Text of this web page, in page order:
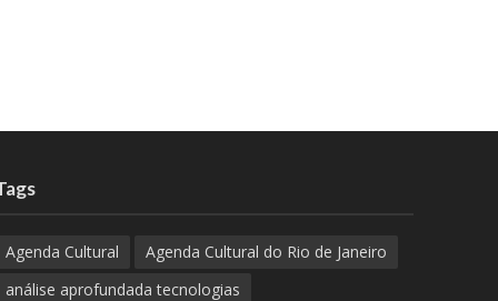
Agenda Cultural
Agenda Cultural do Rio de Janeiro
análise aprofundada tecnologias